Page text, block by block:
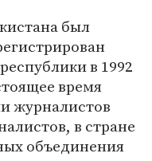
был
в 1992
время
журналистов
в стране
объединения